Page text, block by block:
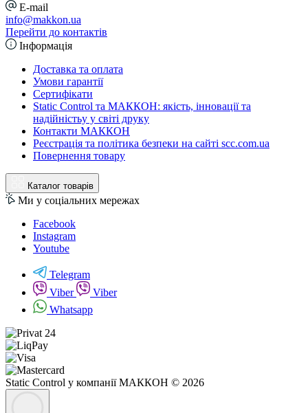
E-mail
info@makkon.ua
Перейти до контактів
Інформація
Доставка та оплата
Умови гарантії
Сертифікати
Static Control та МАККОН: якість, інновації та
надійністьу у світі друку
Контакти МАККОН
Реєстрація та політика безпеки на сайті scc.com.ua
Повернення товару
Каталог товарів
Ми у соціальних мережах
Facebook
Instagram
Youtube
Telegram
Viber
Viber
Whatsapp
Static Control у компанії МАККОН © 2026